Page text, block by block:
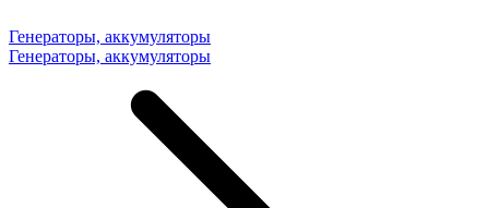
Генераторы, аккумуляторы
Генераторы, аккумуляторы